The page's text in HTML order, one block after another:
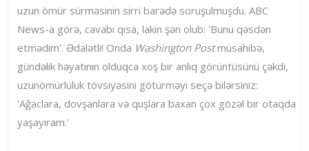
uzun ömür sürməsinin sirri barədə soruşulmuşdu. ABC
News-a görə, cavabı qısa, lakin şən olub: 'Bunu qəsdən
etmədim'. Ədalətli! Onda Washington Postmüsahibə,
gündəlik həyatının olduqca xoş bir anlıq görüntüsünü çəkdi,
uzunömürlülük tövsiyəsini götürməyi seçə bilərsiniz:
'Ağaclara, dovşanlara və quşlara baxan çox gözəl bir otaqda
yaşayıram.'